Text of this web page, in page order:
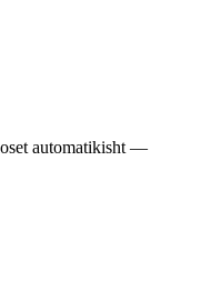
automatikisht —